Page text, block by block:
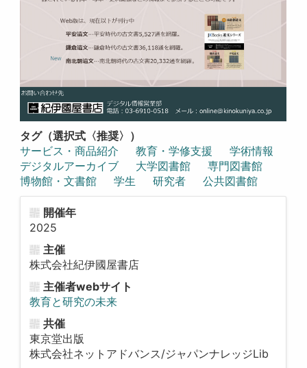
タグ（選択式〈推奨〉）
サービス・商品紹介
教育・学修支援
学術情報
デジタルアーカイブ
大学図書館
専門図書館
博物館・文書館
学生 研究者 公共図書館
開催年
2025
主催
株式会社紀伊國屋書店
主催者webサイト
教育と研究の未来
共催
東京堂出版
株式会社ネットアドバンス/ジャパンナレッジLib